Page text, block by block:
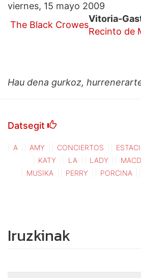
viernes, 15 mayo 2009
The Black Crowes
Vitoria-
Recinto de
Hau dena gurkoz,
Datsegit
A AMY CONCIERTOS
KATY
LA LADY
MUSIKA
PERRY PORCINA
Iruzkinak